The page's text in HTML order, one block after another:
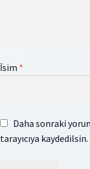
İsim *
Daha sonraki
tarayıcıya kaydedilsin.